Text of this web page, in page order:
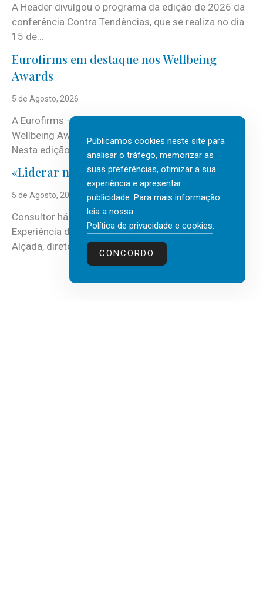
A Header divulgou o programa da edição de 2026 da
conferência Contra Tendências, que se realiza no dia
15 de...
Eurofirms em destaque nos Wellbeing
Awards
5 de Agosto, 2026
A Eurofirms – People first está de regresso aos
Wellbeing Awards, integrando o Top Wellbeing 2026.
Nesta edição, a multinacional...
«Liderar não é um talento místico.»
5 de Agosto, 2026
Consultor há mais de três décadas nas áreas de
Experiência do Cliente, Vendas e Liderança, Manuel
Alçada, diretor executivo da...
Publicamos cookies neste site para
analisar o tráfego, memorizar as
suas preferências, otimizar a sua
experiência e apresentar
publicidade. Para mais informação
leia a nossa
Política de privacidade e cookies.
CONCORDO